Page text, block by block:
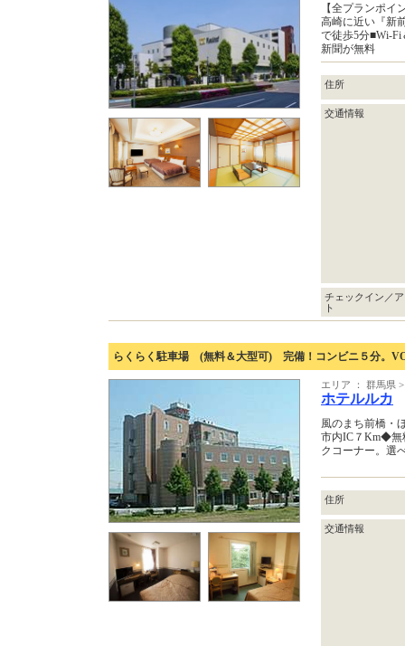
【全プランポイ
高崎に近い『新
で徒歩5分■Wi-
新聞が無料
住所
交通情報
チェックイン／
ト
らくらく駐車場 (無料＆大型可) 完備！コンビニ５分。
エリア ： 群馬県
ホテルルカ
風のまち前橋
市内IC７Km◆
クコーナー。
住所
交通情報